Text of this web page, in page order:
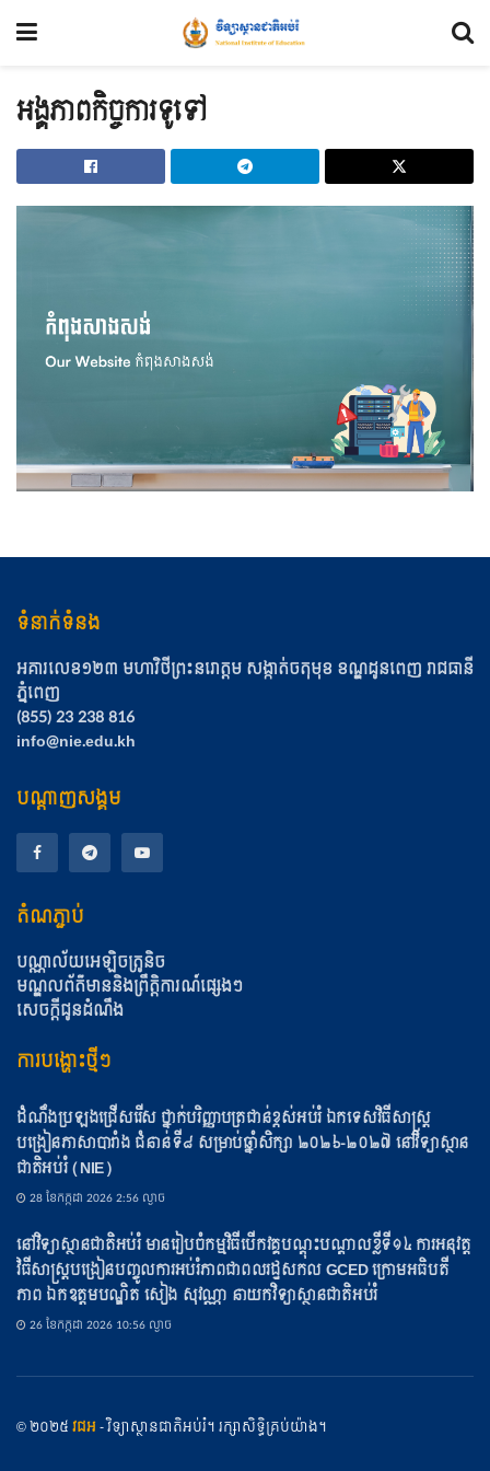
អង្គភាពកិច្ចការទូទៅ
ទំនាក់ទំនង
អគារលេខ១២៣ មហាវិថីព្រះនរោត្ដម សង្កាត់ចតុមុខ​ ខណ្ឌដូនពេញ​ រាជធានី
ភ្នំពេញ
(855) 23 238 816
info@nie.edu.kh
បណ្តាញសង្គម
តំណភ្ជាប់
បណ្ណាល័យអេឡិចត្រូនិច
មណ្ឌលព័ត៌មាននិងព្រឹត្តិការណ៍ផ្សេងៗ
សេចក្តីជូនដំណឹង
ការបង្ហោះថ្មីៗ
ដំណឹងប្រឡងជ្រើសរើស ថ្នាក់បរិញ្ញាបត្រជាន់ខ្ពស់អប់រំ ឯកទេសវិធីសាស្ត្រ
បង្រៀនភាសាបារាំង ជំនាន់ទី៨ សម្រាប់ឆ្នាំសិក្សា ២០២៦-២០២៧ នៅវិទ្យាស្ថាន
ជាតិអប់រំ (NIE)
28 ខែ​កក្កដា 2026 2:56 ល្ងាច
នៅវិទ្យាស្ថានជាតិអប់រំ មានរៀបចំកម្មវិធីបើកវគ្គបណ្ដុះបណ្ដាលខ្លីទី១៤ ការអនុវត្ត
វិធីសាស្ត្របង្រៀនបញ្ចូលការអប់រំភាពជាពលរដ្ឋសកល GCED ក្រោមអធិបតី
ភាព ឯកឧត្តមបណ្ឌិត សៀង សុវណ្ណា នាយកវិទ្យាស្ថានជាតិអប់រំ
26 ខែ​កក្កដា 2026 10:56 ល្ងាច
© ២០២៥វជអ- វិទ្យាស្ថានជាតិអប់រំ។ រក្សាសិទ្ធិគ្រប់យ៉ាង។